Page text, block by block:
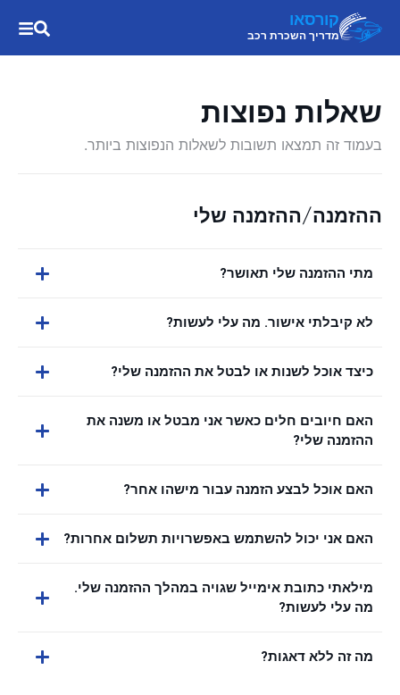
קורסאו
מדריך השכרת רכב
שאלות נפוצות
בעמוד זה תמצאו תשובות לשאלות הנפוצות ביותר.
ההזמנה/ההזמנה שלי
מתי ההזמנה שלי תאושר?
לא קיבלתי אישור. מה עלי לעשות?
כיצד אוכל לשנות או לבטל את ההזמנה שלי?
האם חיובים חלים כאשר אני מבטל או משנה את
ההזמנה שלי?
האם אוכל לבצע הזמנה עבור מישהו אחר?
האם אני יכול להשתמש באפשרויות תשלום אחרות?
מילאתי כתובת אימייל שגויה במהלך ההזמנה שלי.
מה עלי לעשות?
מה זה ללא דאגות?